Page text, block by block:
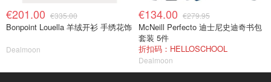
€201.00 €335.00
Bonpoint Louella 羊绒开衫 手绣花饰
Dealmoon
€134.00 €279.95
McNeill Perfecto 迪士尼史迪奇书包
套装 5件
折扣码：HELLOSCHOOL
Dealmoon